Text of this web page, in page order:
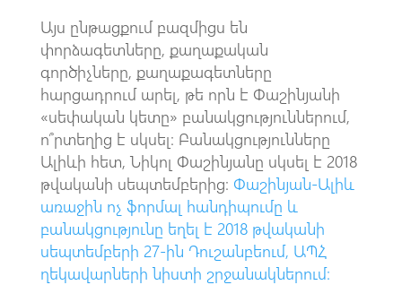
Այս ընթացքում բազմիցս են
փորձագետները, քաղաքական
գործիչները, քաղաքագետները
հարցադրում արել, թե որն է Փաշինյանի
«սեփական կետը» բանակցություններում,
ո՞րտեղից է սկսել։ Բանակցությունները
Ալիևի հետ, Նիկոլ Փաշինյանը սկսել է 2018
թվականի սեպտեմբերից։ Փաշինյան-Ալիև
առաջին ոչ ֆորմալ հանդիպումը և
բանակցությունը եղել է 2018 թվականի
սեպտեմբերի 27-ին Դուշանբեում, ԱՊՀ
ղեկավարների նիստի շրջանակներում։